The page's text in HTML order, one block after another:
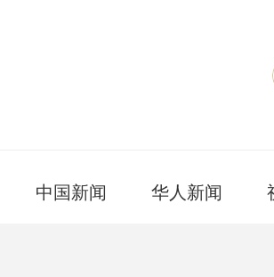
中国新闻 华人新闻